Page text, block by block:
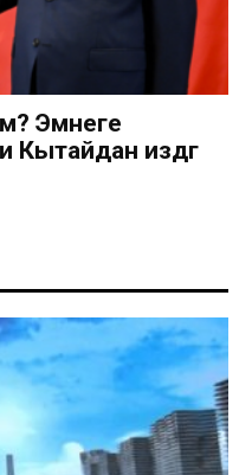
Эмнеге
издөөгө